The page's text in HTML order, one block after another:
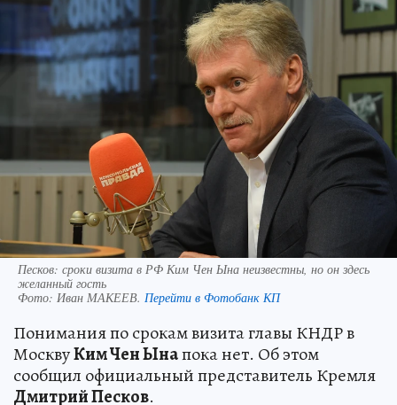
Песков: сроки визита в РФ Ким Чен Ына неизвестны, но он здесь
желанный гость
Фото: Иван МАКЕЕВ. Перейти в Фотобанк КП
Понимания по срокам визита главы КНДР в
МосквуКим Чен Ынапока нет. Об этом
сообщил официальный представитель Кремля
Дмитрий Песков.